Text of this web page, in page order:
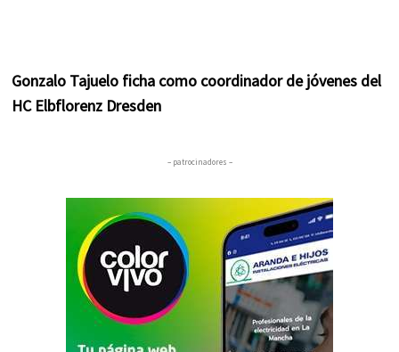
Gonzalo Tajuelo ficha como coordinador de jóvenes del
HC Elbflorenz Dresden
– patrocinadores –